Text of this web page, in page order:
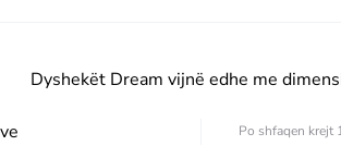
Dyshekët Dream vijnë edhe me
Po shfaqen krejt